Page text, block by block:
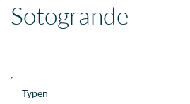
Sotogrande
Typen